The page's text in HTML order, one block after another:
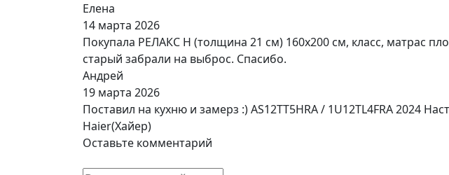
Елена
14 марта 2026
Покупала РЕЛАКС Н (толщина 21 см) 160х200 см, класс, матрас
старый забрали на выброс. Спасибо.
Андрей
19 марта 2026
Поставил на кухню и замерз :) AS12TT5HRA / 1U12TL4FRA 2024
Haier(Хайер)
Оставьте комментарий